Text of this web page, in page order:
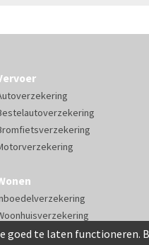
goed te laten functioneren.